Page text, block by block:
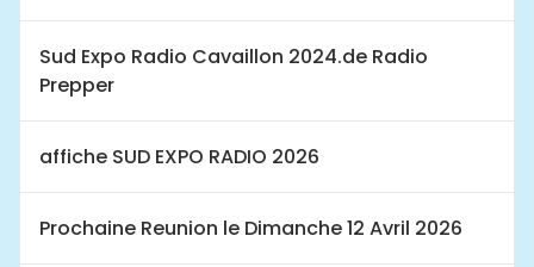
Sud Expo Radio Cavaillon 2024.de Radio
Prepper
affiche SUD EXPO RADIO 2026
Prochaine Reunion le Dimanche 12 Avril 2026